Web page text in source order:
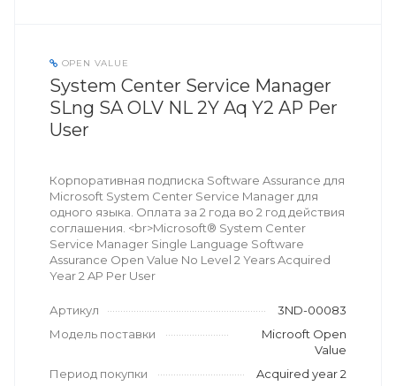
OPEN VALUE
System Center Service Manager
SLng SA OLV NL 2Y Aq Y2 AP Per
User
Корпоративная подписка Software Assurance для
Microsoft System Center Service Manager для
одного языка. Оплата за 2 года во 2 год действия
соглашения. <br>Microsoft® System Center
Service Manager Single Language Software
Assurance Open Value No Level 2 Years Acquired
Year 2 AP Per User
Артикул
3ND-00083
Модель поставки
Microoft Open
Value
Период покупки
Acquired year 2